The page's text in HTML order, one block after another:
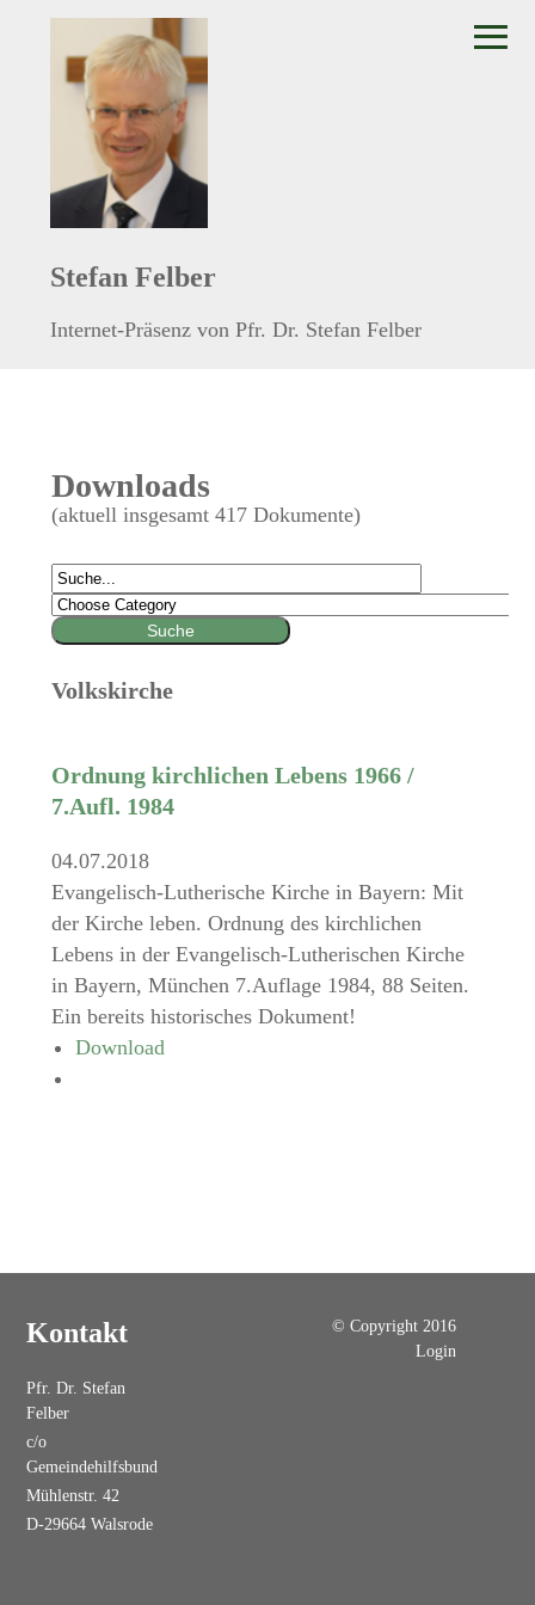
Stefan Felber
Internet-Präsenz von Pfr. Dr. Stefan Felber
Downloads
(aktuell insgesamt 417 Dokumente)
Volkskirche
Ordnung kirchlichen Lebens 1966 /
7.Aufl. 1984
04.07.2018
Evangelisch-Lutherische Kirche in Bayern: Mit
der Kirche leben. Ordnung des kirchlichen
Lebens in der Evangelisch-Lutherischen Kirche
in Bayern, München 7.Auflage 1984, 88 Seiten.
Ein bereits historisches Dokument!
Download
Kontakt
Pfr. Dr. Stefan
Felber
c/o
Gemeindehilfsbund
Mühlenstr. 42
D-29664 Walsrode
© Copyright 2016
Login
≡